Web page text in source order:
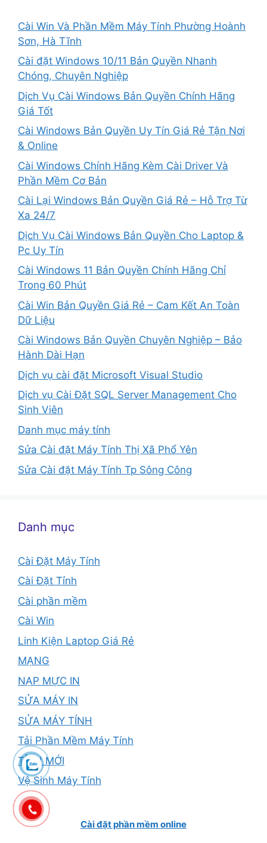
Cài Win Và Phần Mềm Máy Tính Phường Hoành
Sơn, Hà Tĩnh
Cài đặt Windows 10/11 Bản Quyền Nhanh
Chóng, Chuyên Nghiệp
Dịch Vụ Cài Windows Bản Quyền Chính Hãng
Giá Tốt
Cài Windows Bản Quyền Uy Tín Giá Rẻ Tận Nơi
& Online
Cài Windows Chính Hãng Kèm Cài Driver Và
Phần Mềm Cơ Bản
Cài Lại Windows Bản Quyền Giá Rẻ – Hỗ Trợ Từ
Xa 24/7
Dịch Vụ Cài Windows Bản Quyền Cho Laptop &
Pc Uy Tín
Cài Windows 11 Bản Quyền Chính Hãng Chỉ
Trong 60 Phút
Cài Win Bản Quyền Giá Rẻ – Cam Kết An Toàn
Dữ Liệu
Cài Windows Bản Quyền Chuyên Nghiệp – Bảo
Hành Dài Hạn
Dịch vụ cài đặt Microsoft Visual Studio
Dịch vụ Cài Đặt SQL Server Management Cho
Sinh Viên
Danh mục máy tính
Sửa Cài đặt Máy Tính Thị Xã Phổ Yên
Sửa Cài đặt Máy Tính Tp Sông Công
Danh mục
Cài Đặt Máy Tính
Cài Đặt Tỉnh
Cài phần mềm
Cài Win
Linh Kiện Laptop Giá Rẻ
MẠNG
NẠP MỰC IN
SỬA MÁY IN
SỬA MÁY TÍNH
Tải Phần Mềm Máy Tính
TỈNH MỚI
Vệ Sinh Máy Tính
Cài đặt phần mềm online